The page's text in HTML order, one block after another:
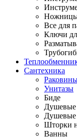
Ножницы
Все для
Ключи
Сантехника
Унитазы
Биде
Душевые
Шторки
Ванны